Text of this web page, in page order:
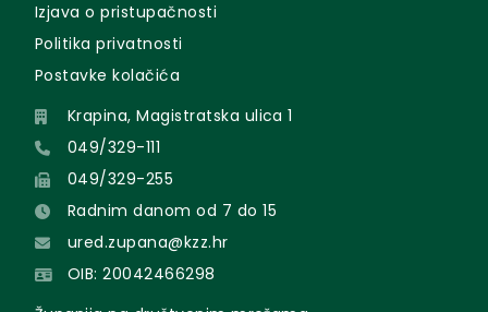
Izjava o pristupačnosti
Politika privatnosti
Postavke kolačića
Krapina, Magistratska ulica 1
049/329-111
049/329-255
Radnim danom od 7 do 15
ured.zupana@kzz.hr
OIB: 20042466298